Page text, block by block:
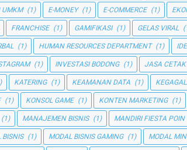
UMKM (1) E-MONEY (1) E-COMMERCE (1)
FRANCHISE (1) GAMIFIKASI (1) GELAS VIRAL
(1) HUMAN RESOURCES DEPARTMENT (1)
(1) INVESTASI BODONG (1) JASA
KATERING (1) KEAMANAN DATA (1)
(1) KONSOL GAME (1) KONTEN MARKETING (1)
(1) MANAJEMEN BISNIS (1) MANDIRI FIESTA POIN
BISNIS (1) MODAL BISNIS GAMING (1) MODAL